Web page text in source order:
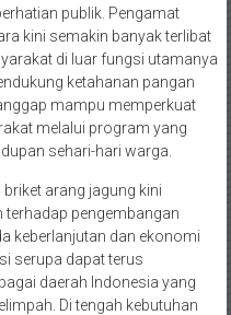
publik. Pengamat
kini semakin banyak terlibat
di luar fungsi utamanya
ketahanan pangan
mampu memperkuat
melalui program yang
sehari-hari warga.
arang jagung kini
terhadap pengembangan
keberlanjutan dan ekonomi
serupa dapat terus
daerah Indonesia yang
Di tengah kebutuhan